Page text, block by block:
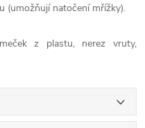
(umožňují natočení mřížky).
z plastu, nerez vruty,